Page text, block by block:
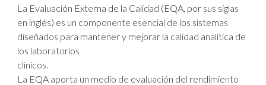
La Evaluación Externa de la Calidad (EQA, por sus siglas
en inglés) es un componente esencial de los sistemas
diseñados para mantener y mejorar la calidad analítica de
los laboratorios
clínicos.
La EQA aporta un medio de evaluación del rendimiento